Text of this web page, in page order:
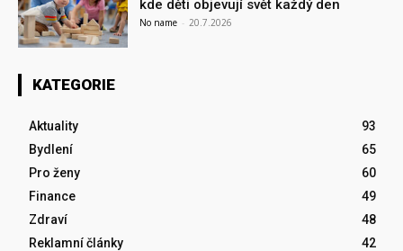
kde děti objevují svět každý den
No name - 20.7.2026
KATEGORIE
Aktuality
93
Bydlení
65
Pro ženy
60
Finance
49
Zdraví
48
Reklamní články
42